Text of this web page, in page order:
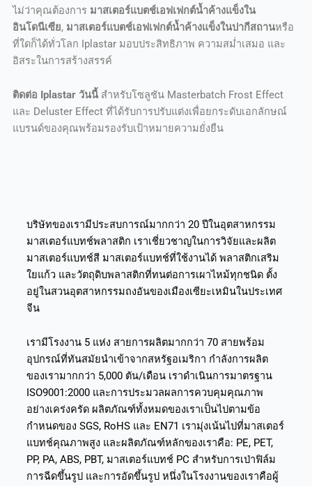
ไม่ว่าคุณต้องการ มาสเตอร์แบตช์เอฟเฟกต์น้ำค้างแข็งใน
อินโดนีเซีย, มาสเตอร์แบตช์เอฟเฟกต์น้ำค้างแข็งในปากีสถานหรือ
ที่ใดก็ได้ทั่วโลก Iplastar มอบประสิทธิภาพ ความสม่ำเสมอ และ
อิสระในการสร้างสรรค์
ติดต่อ Iplastar วันนี้สำหรับโซลูชัน Masterbatch Frost Effect
และ Deluster Effect ที่ได้รับการปรับแต่งเพื่อยกระดับเอกลักษณ์
แบรนด์ของคุณพร้อมรองรับเป้าหมายความยั่งยืน
บริษัทของเรามีประสบการณ์มากกว่า 20 ปีในอุตสาหกรรม
มาสเตอร์แบทช์พลาสติก เราเชี่ยวชาญในการวิจัยและผลิต
มาสเตอร์แบทช์สี มาสเตอร์แบทช์ที่ใช้งานได้ พลาสติกเสริม
ใยแก้ว และวัตถุดิบพลาสติกที่ทนต่อการเผาไหม้ทุกชนิด ตั้ง
อยู่ในสวนอุตสาหกรรมถงอันของเมืองเซียะเหมินในประเทศ
จีน
เรามีโรงงาน 5 แห่ง สายการผลิตมากกว่า 70 สายพร้อม
อุปกรณ์ที่ทันสมัยนำเข้าจากสหรัฐอเมริกา กำลังการผลิต
ของเรามากกว่า 5,000 ตัน/เดือน เราดำเนินการมาตรฐาน
ISO9001:2000 และการประมวลผลการควบคุมคุณภาพ
อย่างเคร่งครัด ผลิตภัณฑ์ทั้งหมดของเราเป็นไปตามข้อ
กำหนดของ SGS, RoHS และ EN71 เรามุ่งเน้นไปที่มาสเตอร์
แบทช์คุณภาพสูง และผลิตภัณฑ์หลักของเราคือ: PE, PET,
PP, PA, ABS, PBT, มาสเตอร์แบทช์ PC สำหรับการเป่าฟิล์ม
การฉีดขึ้นรูป และการอัดขึ้นรูป หนึ่งในโรงงานของเราคือผู้